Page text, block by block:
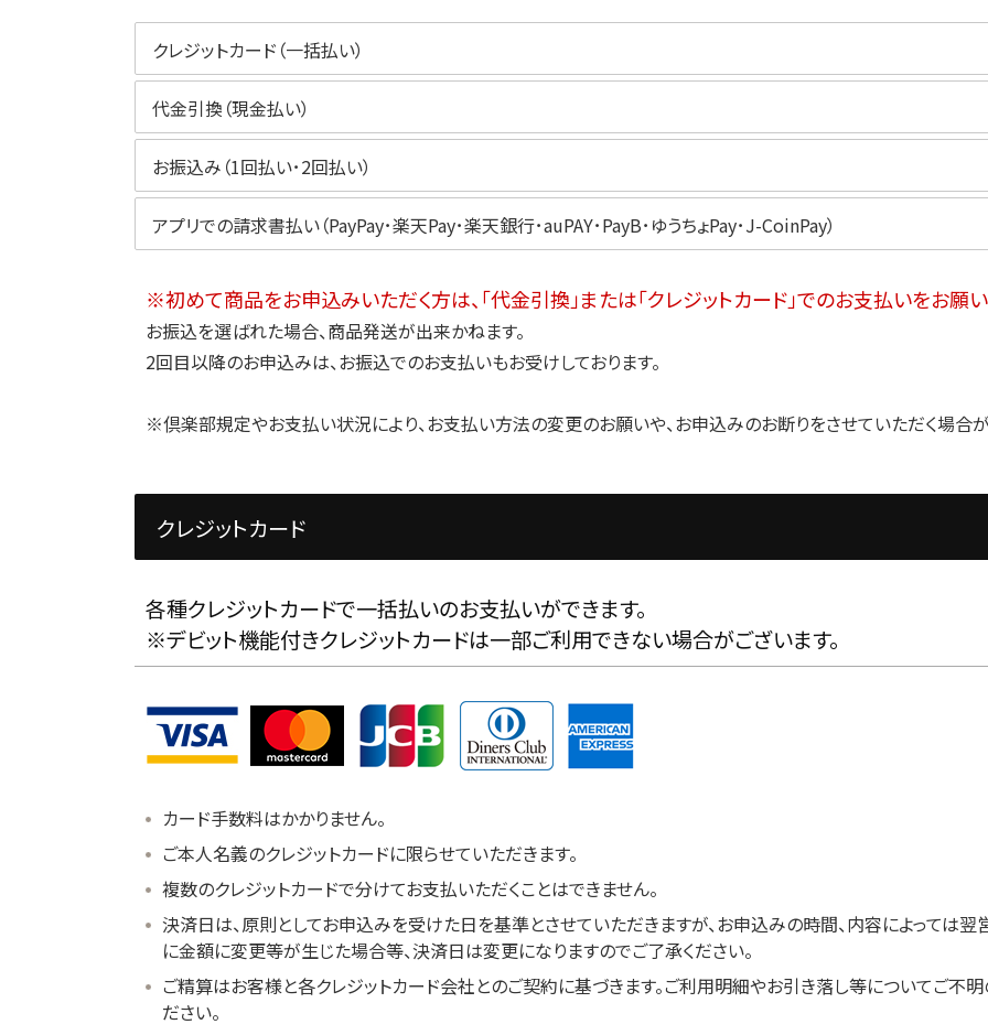
クレジットカード（一括払い）
代金引換（現金払い）
お振込み（1回払い･2回払い）
アプリでの請求書払い（PayPay･楽天Pay･楽天銀行･auPAY･PayB･ゆうちょPay･J-CoinPay）
※初めて商品をお申込みいただく方は、「代金引換」または「クレジットカード」でのお支払いをお願い
お振込を選ばれた場合、商品発送が出来かねます。
2回目以降のお申込みは、お振込でのお支払いもお受けしております。
※倶楽部規定やお支払い状況により、お支払い方法の変更のお願いや、お申込みのお断りをさせていただく場合が
クレジットカード
各種クレジットカードで一括払いのお支払いができます。
※デビット機能付きクレジットカードは一部ご利用できない場合がございます。
カード手数料はかかりません。
ご本人名義のクレジットカードに限らせていただきます。
複数のクレジットカードで分けてお支払いただくことはできません。
決済日は、原則としてお申込みを受けた日を基準とさせていただきますが、お申込みの時間、内容によっては翌
に金額に変更等が生じた場合等、決済日は変更になりますのでご了承ください。
ご精算はお客様と各クレジットカード会社とのご契約に基づきます。ご利用明細やお引き落し等についてご不
ださい。